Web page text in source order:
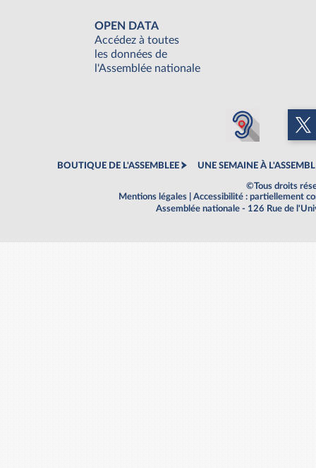
OPEN DATA
Accédez à toutes
les données de
l'Assemblée nationale
BOUTIQUE DE L'ASSEMBLEE UNE SEMAINE À
©Tous droits
Mentions légales
Accessibilité : partiellement
Assemblée nationale - 126 Rue de